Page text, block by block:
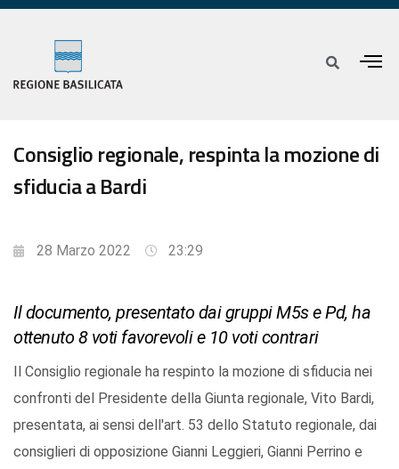
Consiglio regionale, respinta la mozione di
sfiducia a Bardi
28 Marzo 2022 23:29
Il documento, presentato dai gruppi M5s e Pd, ha
ottenuto 8 voti favorevoli e 10 voti contrari
Il Consiglio regionale ha respinto la mozione di sfiducia nei
confronti del Presidente della Giunta regionale, Vito Bardi,
presentata, ai sensi dell'art. 53 dello Statuto regionale, dai
consiglieri di opposizione Gianni Leggieri, Gianni Perrino e